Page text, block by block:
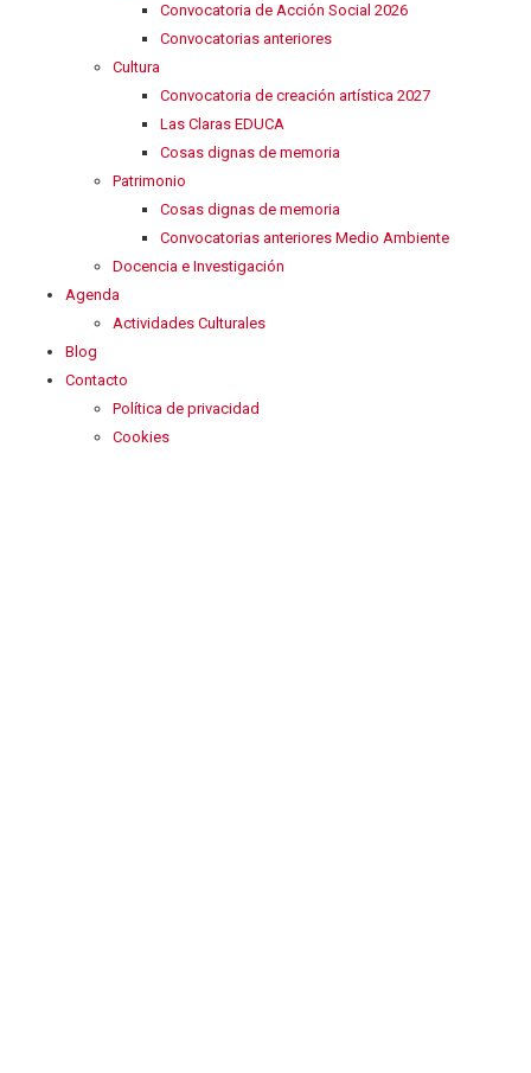
Convocatoria de Acción Social 2026
Convocatorias anteriores
Cultura
Convocatoria de creación artística 2027
Las Claras EDUCA
Cosas dignas de memoria
Patrimonio
Cosas dignas de memoria
Convocatorias anteriores Medio Ambiente
Docencia e Investigación
Agenda
Actividades Culturales
Blog
Contacto
Política de privacidad
Cookies